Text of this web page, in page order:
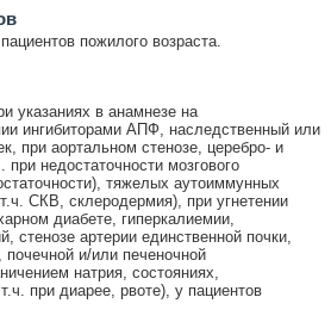
пожилого возраста.
указаниях в анамнезе на
ингибиторами АПФ, наследственный или
при аортальном стенозе, церебро- и
недостаточности мозгового
тяжелых аутоиммунных
СКВ, склеродермия), при угнетении
диабете, гиперкалиемии,
стенозе артерии единственной почки,
почечной и/или печеночной
натрия, состояниях,
при диарее, рвоте), у пациентов